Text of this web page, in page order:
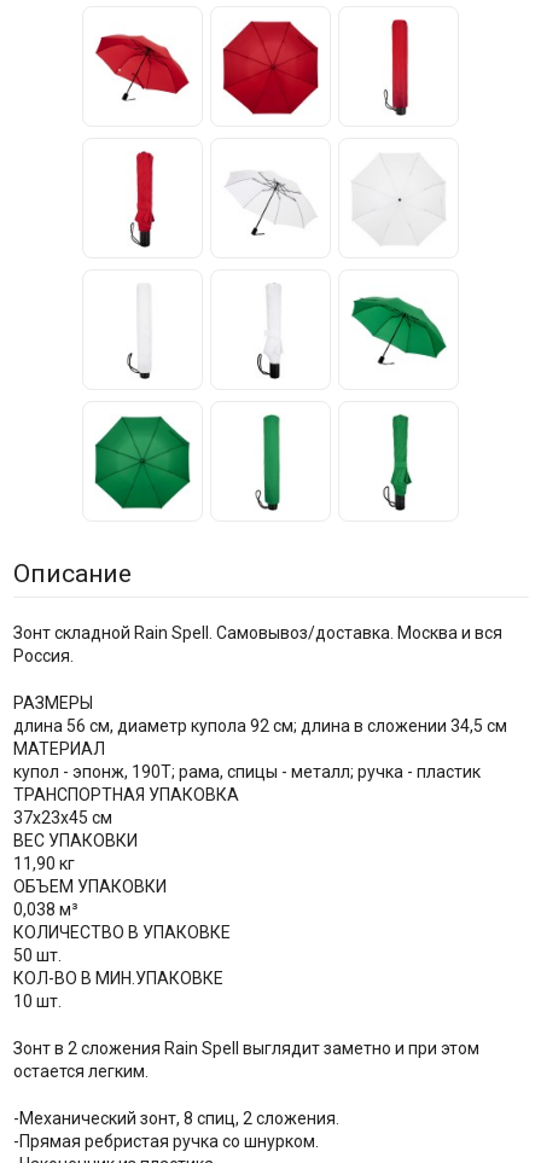
Описание
Зонт складной Rain Spell. Самовывоз/доставка. Москва и вся
Россия.
РАЗМЕРЫ
длина 56 см, диаметр купола 92 см; длина в сложении 34,5 см
МАТЕРИАЛ
купол - эпонж, 190T; рама, спицы - металл; ручка - пластик
ТРАНСПОРТНАЯ УПАКОВКА
37x23x45 см
ВЕС УПАКОВКИ
11,90 кг
ОБЪЕМ УПАКОВКИ
0,038 м³
КОЛИЧЕСТВО В УПАКОВКЕ
50 шт.
КОЛ-ВО В МИН.УПАКОВКЕ
10 шт.
Зонт в 2 сложения Rain Spell выглядит заметно и при этом
остается легким.
-Механический зонт, 8 спиц, 2 сложения.
-Прямая ребристая ручка со шнурком.